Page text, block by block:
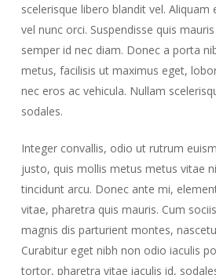
scelerisque libero blandit vel.
vel nunc orci. Suspendisse quis
semper id nec diam. Donec a porta
metus, facilisis ut maximus eget,
nec eros ac vehicula. Nullam
sodales.
Integer convallis, odio ut rutrum
justo, quis mollis metus metus vitae
tincidunt arcu. Donec ante mi,
vitae, pharetra quis mauris. Cum
magnis dis parturient montes,
Curabitur eget nibh non odio iaculis
tortor, pharetra vitae iaculis id,